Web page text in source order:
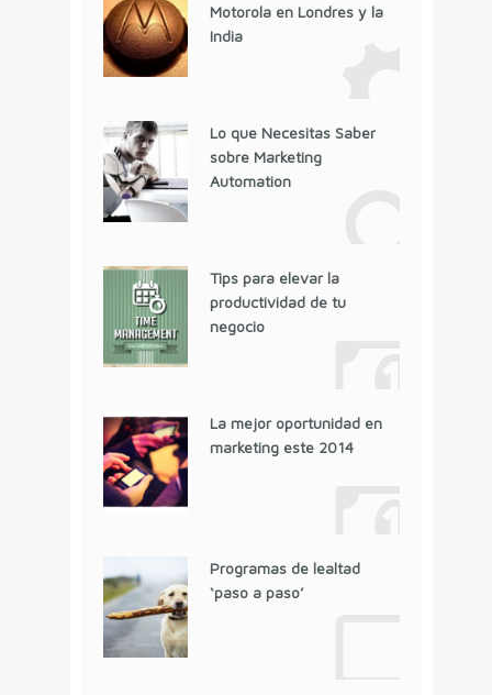
Motorola en Londres y la
India
Lo que Necesitas Saber
sobre Marketing
Automation
Tips para elevar la
productividad de tu
negocio
La mejor oportunidad en
marketing este 2014
Programas de lealtad
‘paso a paso’